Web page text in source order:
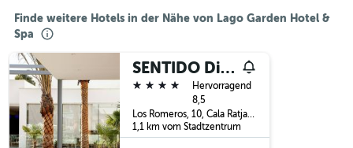
Finde weitere Hotels in der Nähe von Lago Garden Hotel &
Spa
SENTIDO Diamant Hotel
4 Sterne
Hervorragend
8,5
Los Romeros, 10, Cala Ratjada, Mallorca, Spanien
1,1 km vom Stadtzentrum